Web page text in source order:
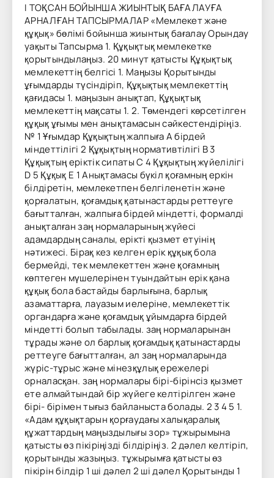
I ТОҚСАН БОЙЫНША ЖИЫНТЫҚ БАҒАЛАУҒА
АРНАЛҒАН ТАПСЫРМАЛАР «Мемлекет және
құқық» бөлімі бойынша жиынтық бағалау Орындау
уақыты Тапсырма 1. Құқықтық мемлекетке
қорытындылаңыз. 20 минут қатысты Құқықтық
мемлекеттің белгісі 1. Маңызы Қорытынды
ұғымдарды түсіндіріп, Құқықтық мемлекеттің
қағидасы 1. маңызын анықтап, Құқықтық
мемлекеттің мақсаты 1. 2. Төмендегі көрсетілген
құқық ұғымы мен анықтамасын сәйкестендіріңіз.
№ 1 Ұғымдар Құқықтың жалпыға А бірдей
міндеттілігі 2 Құқықтың нормативтілігі В 3
Құқықтың еріктік сипаты С 4 Құқықтың жүйелілігі
D 5 Құқық Е 1 Анықтамасы бүкіл қоғамның еркін
білдіретін, мемлекетпен белгіленетін және
қорғалатын, қоғамдық қатынастарды реттеуге
бағытталған, жалпыға бірдей міндетті, формалді
анықталған заң нормаларының жүйесі
адамдардың саналы, ерікті қызмет етуінің
нәтижесі. Бірақ кез келген ерік құқық бола
бермейді, тек мемлекеттен және қоғамның
көптеген мүшелерінен туындайтын ерік қана
құқық бола бастайды барлығына, барлық
азаматтарға, лауазым иелеріне, мемлекеттік
органдарға және қоғамдық ұйымдарға бірдей
міндетті болып табылады. заң нормаларынан
тұрады және ол барлық қоғамдық қатынастарды
реттеуге бағытталған, ал заң нормаларында
жүріс-тұрыс және мінезқұлық ережелері
орналасқан. заң нормалары бірі-бірінсіз қызмет
ете алмайтындай бір жүйеге келтірілген және
бірі- бірімен тығыз байланыста болады. 2 3 4 5 1.
«Адам құқықтарын қорғаудағы халықаралық
құжаттардың маңыздылығы зор» тұжырымына
қатысты өз пікіріңізді білдіріңіз. 2 дәлел келтіріп,
қорытынды жазыңыз. тұжырымға қатысты өз
пікірін білдір 1 ші дәлел 2 ші дәлел Қорытынды 1